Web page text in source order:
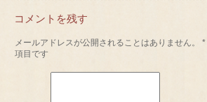
コメントを残す
メールアドレスが公開されることはありません。 *
項目です